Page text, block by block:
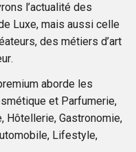
l’actualité des
Luxe, mais aussi celle
des métiers d’art
aborde les
et Parfumerie,
Hôtellerie, Gastronomie,
Lifestyle,